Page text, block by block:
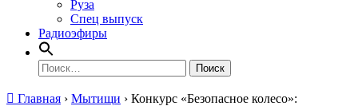
Руза
Спец выпуск
Радиоэфиры
Найти:
Главная › Мытищи › Конкурс «Безопасное колесо»: